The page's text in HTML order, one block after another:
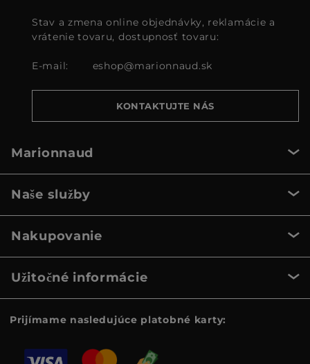
Stav a zmena online objednávky, reklamácie a
vrátenie tovaru, dostupnosť tovaru:
E-mail: eshop@marionnaud.sk
KONTAKTUJTE NÁS
Marionnaud
Naše služby
Nakupovanie
Užitočné informácie
Prijímame nasledujúce platobné karty: